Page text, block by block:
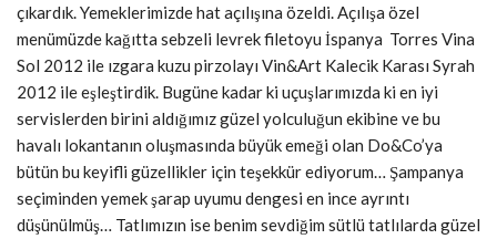
çıkardık. Yemeklerimizde hat açılışına özeldi. Açılışa özel
menümüzde kağıtta sebzeli levrek filetoyu İspanya Torres Vina
Sol 2012 ile ızgara kuzu pirzolayı Vin&Art Kalecik Karası Syrah
2012 ile eşleştirdik. Bugüne kadar ki uçuşlarımızda ki en iyi
servislerden birini aldığımız güzel yolculuğun ekibine ve bu
havalı lokantanın oluşmasında büyük emeği olan Do&Co’ya
bütün bu keyifli güzellikler için teşekkür ediyorum… Şampanya
seçiminden yemek şarap uyumu dengesi en ince ayrıntı
düşünülmüş… Tatlımızın ise benim sevdiğim sütlü tatlılarda güzel